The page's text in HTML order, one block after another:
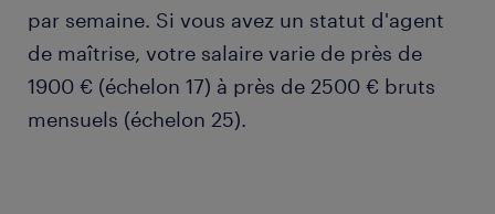
par semaine. Si vous avez un statut d'agent
de maîtrise, votre salaire varie de près de
1900 € (échelon 17) à près de 2500 € bruts
mensuels (échelon 25).